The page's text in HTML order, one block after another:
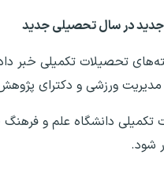
در سال تحصیلی جدید
تحصیلات تکمیلی خبر
ورزشی و دکترای
دانشگاه علم و
شود.